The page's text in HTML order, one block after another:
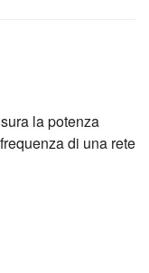
la potenza
di una rete